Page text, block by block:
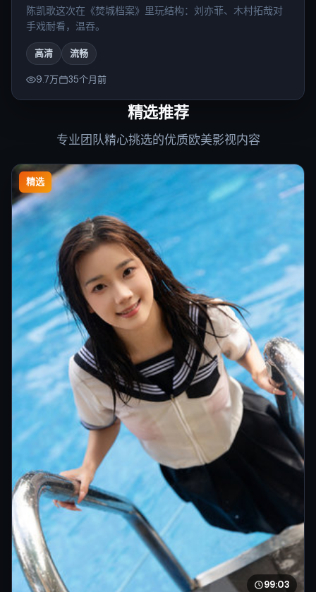
陈凯歌这次在《焚城档案》里玩结构：刘亦菲、木村拓哉对
手戏耐看，温吞。
高清 流畅
9.7万 35个月前
精选推荐
专业团队精心挑选的优质欧美影视内容
精选
99:03